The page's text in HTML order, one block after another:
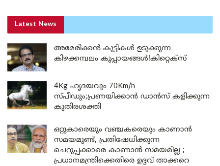
Latest News
അമേരിക്കൻ കുട്ടികൾ ഉടുക്കുന്ന
കിഴക്കമ്പലം കുപ്പായങ്ങൾ!കിറ്റെക്സ്
4Kg ഹൃദയവും 70Km/h
സ്പീഡും;പ്രണയിക്കാൻ ഡാൻസ് കളിക്കുന്ന
കുതിരശക്തി
ഒറ്റുകാരെയും വഞ്ചകരെയും കാണാൻ
സമയമുണ്ട്, പ്രതിഷേധിക്കുന്ന
ചെറുപ്പക്കാരെ കാണാൻ സമയമില്ല ;
പ്രധാനമന്ത്രിക്കെതിരെ ഉദ്ദവ് താക്കറെ